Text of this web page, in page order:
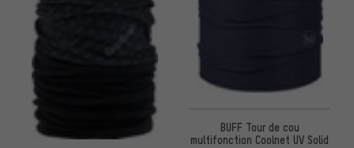
BUFF Tour de cou
multifonction Coolnet UV Solid